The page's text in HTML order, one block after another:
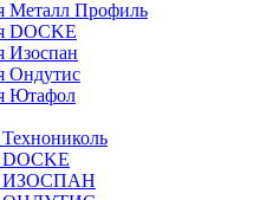
Металл Профиль
DOCKE
Изоспан
Ондутис
Ютафол
DOCKE
ИЗОСПАН